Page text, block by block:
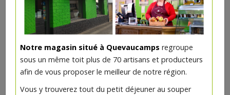
Notre magasin situé à Quevaucamps regroupe
sous un même toit plus de 70 artisans et producteurs
afin de vous proposer le meilleur de notre région.
Vous y trouverez tout du petit déjeuner au souper